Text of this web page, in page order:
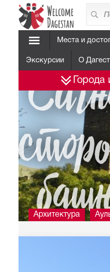
Места и
Экскурсии О
Архитектура